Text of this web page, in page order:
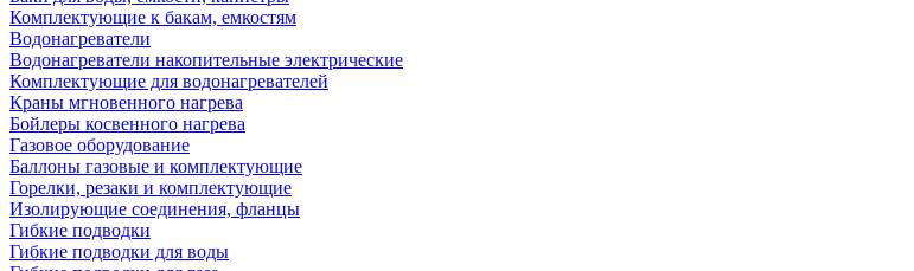
Комплектующие к бакам, емкостям
Водонагреватели
Водонагреватели накопительные электрические
Комплектующие для водонагревателей
Краны мгновенного нагрева
Бойлеры косвенного нагрева
Газовое оборудование
Баллоны газовые и комплектующие
Горелки, резаки и комплектующие
Изолирующие соединения, фланцы
Гибкие подводки
Гибкие подводки для воды